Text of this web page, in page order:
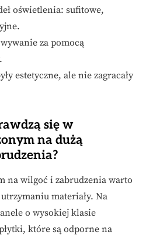
oświetlenia: sufitowe,
za pomocą
estetyczne, ale nie zagracały
się w
na dużą
na wilgoć i zabrudzenia warto
materiały. Na
o wysokiej klasie
które są odporne na